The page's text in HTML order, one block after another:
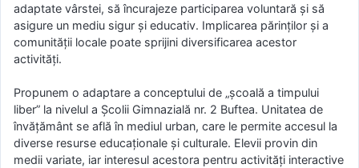
adaptate vârstei, să încurajeze participarea voluntară și să
asigure un mediu sigur și educativ. Implicarea părinților și a
comunității locale poate sprijini diversificarea acestor
activități.
Propunem o adaptare a conceptului de „școală a timpului
liber” la nivelul a Școlii Gimnazială nr. 2 Buftea. Unitatea de
învățământ se află în mediul urban, care le permite accesul la
diverse resurse educaționale și culturale. Elevii provin din
medii variate, iar interesul acestora pentru activități interactive